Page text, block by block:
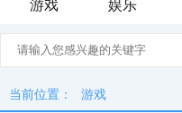
游戏
娱乐
当前位置： 游戏